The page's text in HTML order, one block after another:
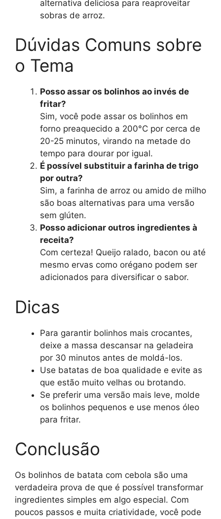
alternativa deliciosa para reaproveitar
sobras de arroz.
Dúvidas Comuns sobre
o Tema
Posso assar os bolinhos ao invés de
fritar?
Sim, você pode assar os bolinhos em
forno preaquecido a 200°C por cerca de
20-25 minutos, virando na metade do
tempo para dourar por igual.
É possível substituir a farinha de trigo
por outra?
Sim, a farinha de arroz ou amido de milho
são boas alternativas para uma versão
sem glúten.
Posso adicionar outros ingredientes à
receita?
Com certeza! Queijo ralado, bacon ou até
mesmo ervas como orégano podem ser
adicionados para diversificar o sabor.
Dicas
Para garantir bolinhos mais crocantes,
deixe a massa descansar na geladeira
por 30 minutos antes de moldá-los.
Use batatas de boa qualidade e evite as
que estão muito velhas ou brotando.
Se preferir uma versão mais leve, molde
os bolinhos pequenos e use menos óleo
para fritar.
Conclusão
Os bolinhos de batata com cebola são uma
verdadeira prova de que é possível transformar
ingredientes simples em algo especial. Com
poucos passos e muita criatividade, você pode